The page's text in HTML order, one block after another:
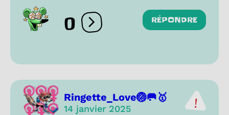
0 Ouvrir les réactions
RÉPONDRE
Ringette_Love🏐🥅🥇
14 janvier 2025